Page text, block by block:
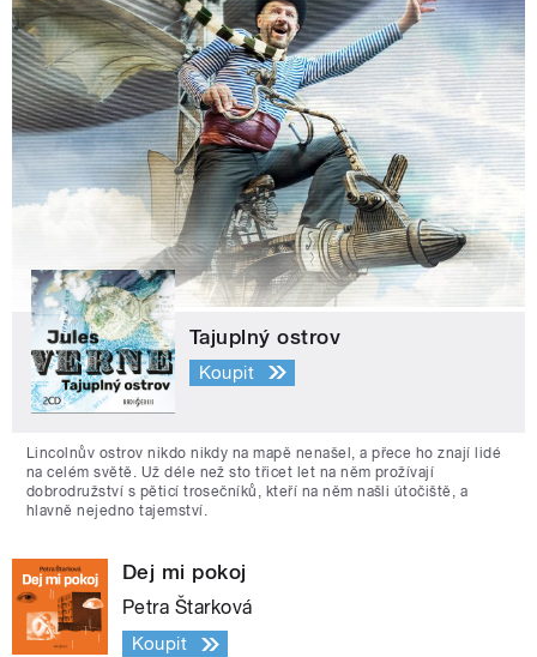
Tajuplný ostrov
Koupit
Lincolnův ostrov nikdo nikdy na mapě nenašel, a přece ho znají lidé
na celém světě. Už déle než sto třicet let na něm prožívají
dobrodružství s pěticí trosečníků, kteří na něm našli útočiště, a
hlavně nejedno tajemství.
Dej mi pokoj
Petra Štarková
Koupit